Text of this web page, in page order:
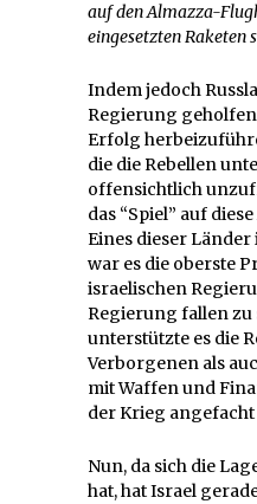
auf den Almazza-
eingesetzten Raketen
Indem jedoch
Regierung
Erfolg
die die Rebellen
offensichtlich
das “Spiel” auf
Eines dieser Länder
war es die oberste
israelischen
Regierung fallen zu
unterstützte es die
Verborgenen als
mit Waffen und
der Krieg
Nun, da sich die
hat, hat Israel